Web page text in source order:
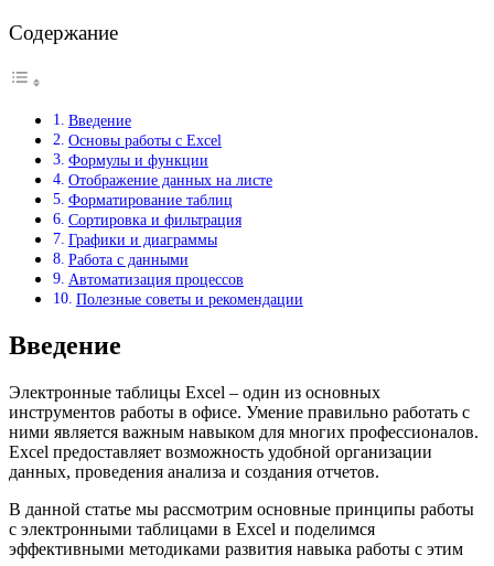
Содержание
Введение
Основы работы с Excel
Формулы и функции
Отображение данных на листе
Форматирование таблиц
Сортировка и фильтрация
Графики и диаграммы
Работа с данными
Автоматизация процессов
Полезные советы и рекомендации
Введение
Электронные таблицы Excel – один из основных
инструментов работы в офисе. Умение правильно работать с
ними является важным навыком для многих профессионалов.
Excel предоставляет возможность удобной организации
данных, проведения анализа и создания отчетов.
В данной статье мы рассмотрим основные принципы работы
с электронными таблицами в Excel и поделимся
эффективными методиками развития навыка работы с этим